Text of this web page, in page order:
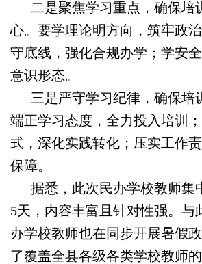
二是聚焦学习重点，确保培
心。要学理论明方向，筑牢政
守底线，强化合规办学；学安
意识形态。
三是严守学习纪律，确保培
端正学习态度，全力投入培训
式，深化实践转化；压实工作
保障。
据悉，此次民办学校教师集
5天，内容丰富且针对性强。与
办学校教师也在同步开展暑假
了覆盖全县各级各类学校教师的